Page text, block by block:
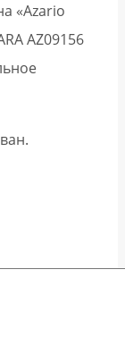
«Azario
AZ09156